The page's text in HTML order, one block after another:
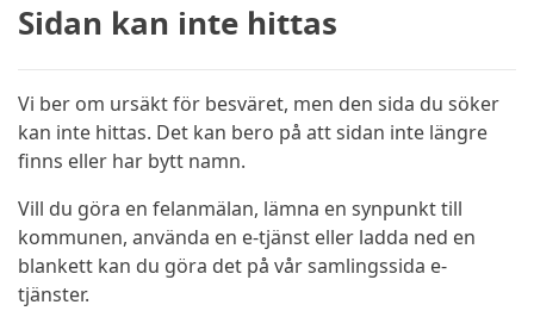
Sidan kan inte hittas
Vi ber om ursäkt för besväret, men den sida du söker
kan inte hittas. Det kan bero på att sidan inte längre
finns eller har bytt namn.
Vill du göra en felanmälan, lämna en synpunkt till
kommunen, använda en e-tjänst eller ladda ned en
blankett kan du göra det på vår samlingssida e-
tjänster.